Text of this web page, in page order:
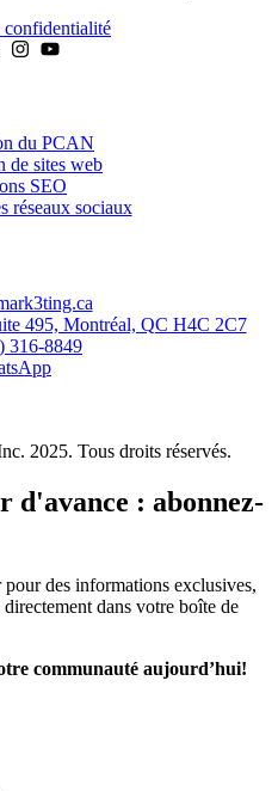
confidentialité
du PCAN
de sites web
SEO
réseaux sociaux
495, Montréal, QC H4C 2C7
316-8849
2025. Tous droits réservés.
d'avance : abonnez-
des informations exclusives,
dans votre boîte de
communauté aujourd’hui!